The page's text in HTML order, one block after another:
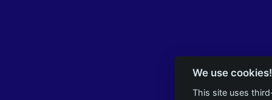
We use cookies!
This site uses